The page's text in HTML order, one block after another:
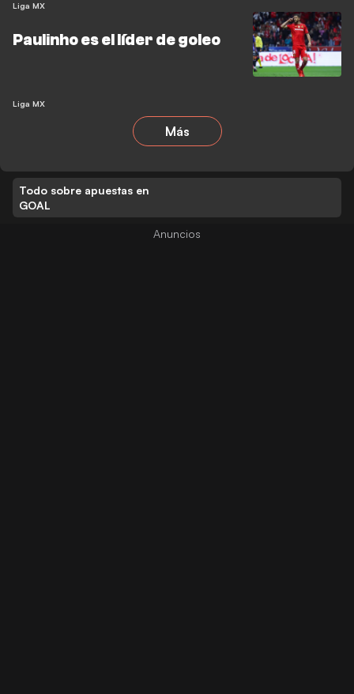
Liga MX
Paulinho es el líder de goleo
Liga MX
Más
Todo sobre apuestas en
GOAL